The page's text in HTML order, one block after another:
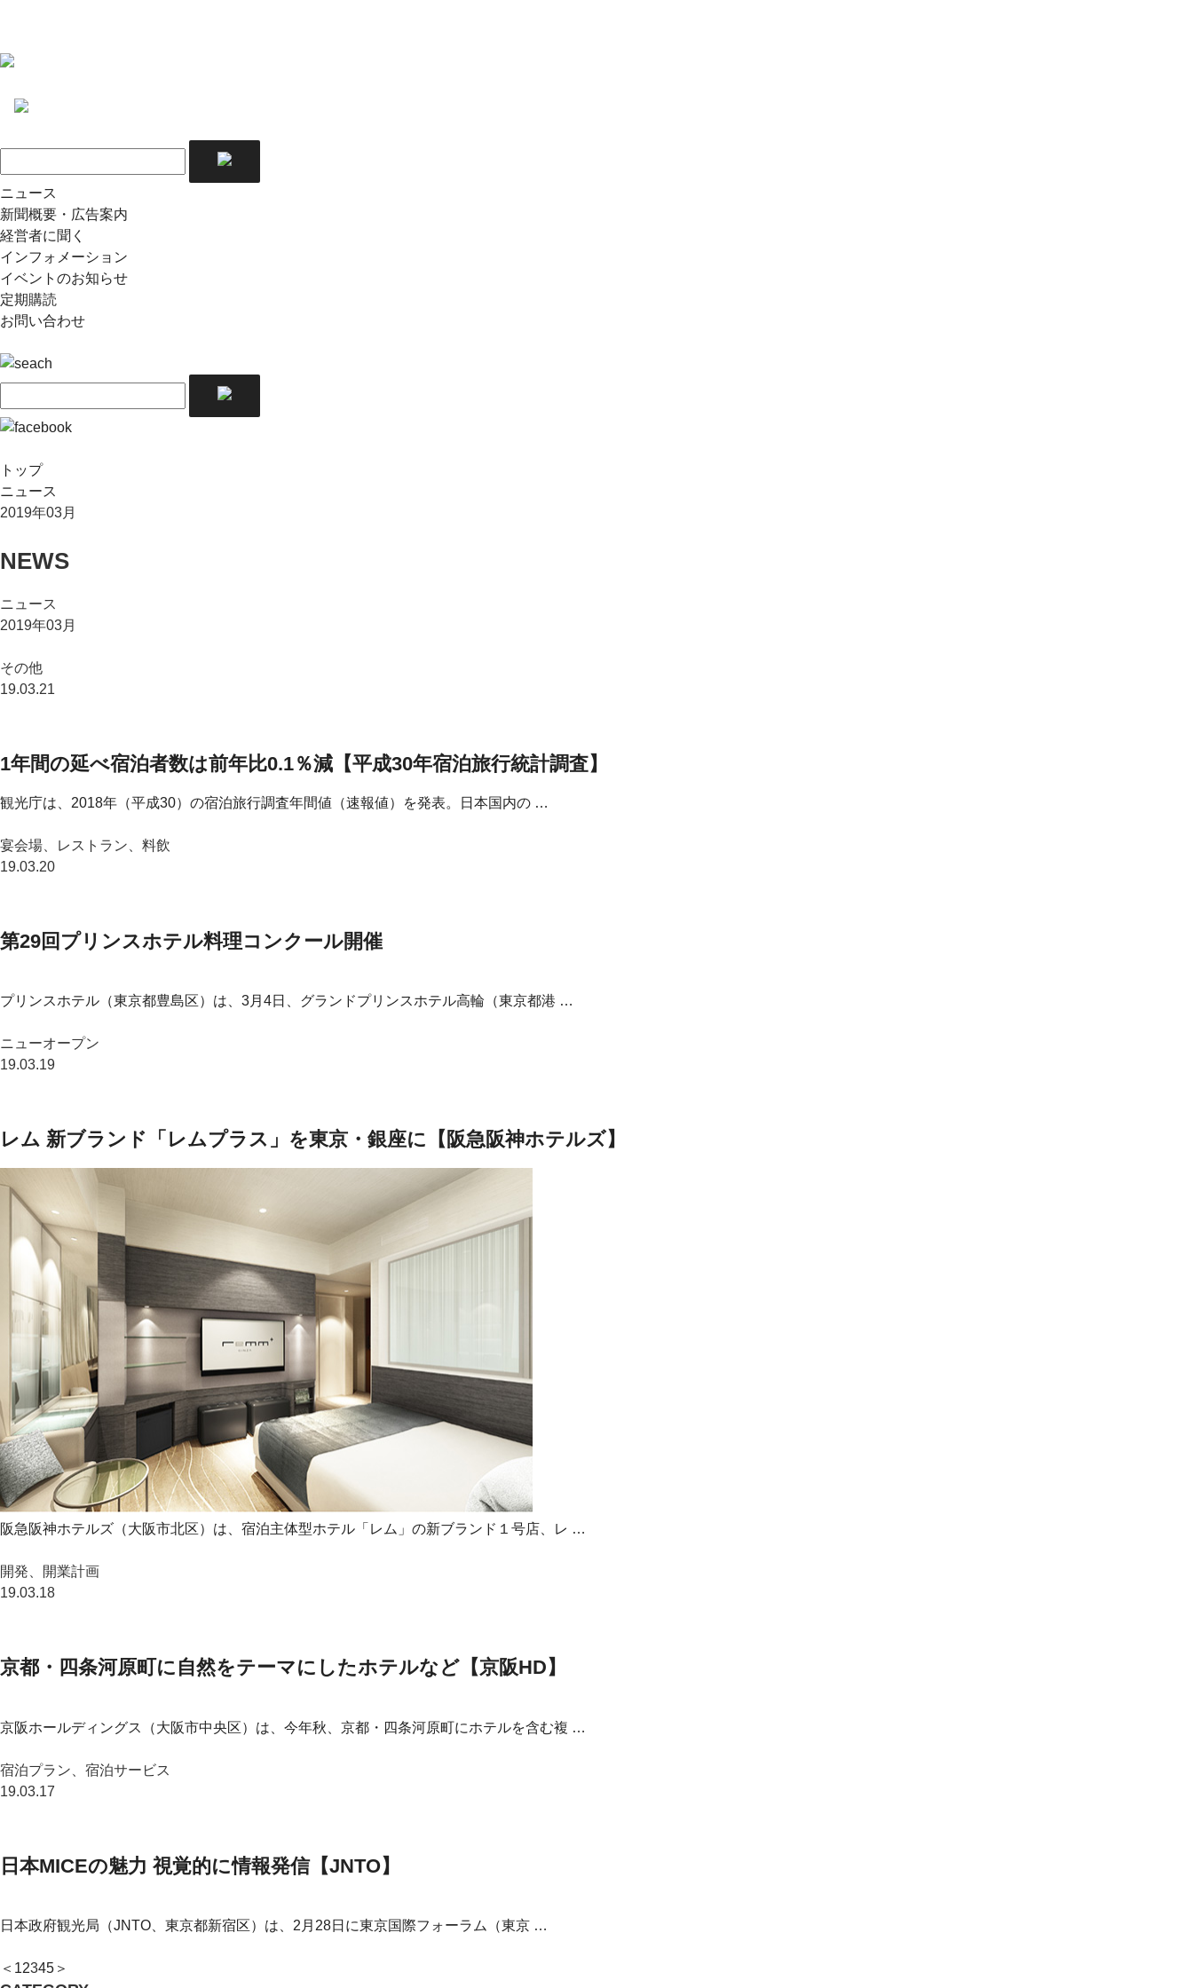
ニュース
新聞概要・広告案内
経営者に聞く
インフォメーション
イベントのお知らせ
定期購読
お問い合わせ
トップ
ニュース
2019年03月
NEWS
ニュース
2019年03月
その他
19.03.21
1年間の延べ宿泊者数は前年比0.1％減【平成30年宿泊旅行統計調査】
観光庁は、2018年（平成30）の宿泊旅行調査年間値（速報値）を発表。日本国内の …
宴会場、レストラン、料飲
19.03.20
第29回プリンスホテル料理コンクール開催
プリンスホテル（東京都豊島区）は、3月4日、グランドプリンスホテル高輪（東京都港 …
ニューオープン
19.03.19
レム 新ブランド「レムプラス」を東京・銀座に【阪急阪神ホテルズ】
阪急阪神ホテルズ（大阪市北区）は、宿泊主体型ホテル「レム」の新ブランド１号店、レ …
開発、開業計画
19.03.18
京都・四条河原町に自然をテーマにしたホテルなど【京阪HD】
京阪ホールディングス（大阪市中央区）は、今年秋、京都・四条河原町にホテルを含む複 …
宿泊プラン、宿泊サービス
19.03.17
日本MICEの魅力 視覚的に情報発信【JNTO】
日本政府観光局（JNTO、東京都新宿区）は、2月28日に東京国際フォーラム（東京 …
＜ 12345 ＞